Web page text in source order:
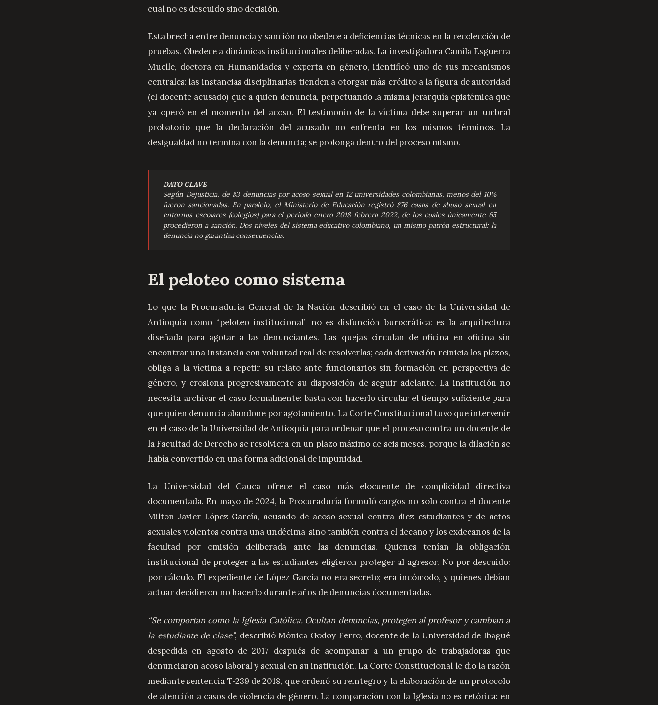
cual no es descuido sino decisión.
Esta brecha entre denuncia y sanción no obedece a deficiencias técnicas en la recolección de
pruebas. Obedece a dinámicas institucionales deliberadas. La investigadora Camila Esguerra
Muelle, doctora en Humanidades y experta en género, identificó uno de sus mecanismos
centrales: las instancias disciplinarias tienden a otorgar más crédito a la figura de autoridad
(el docente acusado) que a quien denuncia, perpetuando la misma jerarquía epistémica que
ya operó en el momento del acoso. El testimonio de la víctima debe superar un umbral
probatorio que la declaración del acusado no enfrenta en los mismos términos. La
desigualdad no termina con la denuncia; se prolonga dentro del proceso mismo.
DATO CLAVE
Según Dejusticia, de 83 denuncias por acoso sexual en 12 universidades colombianas, menos del 10%
fueron sancionadas. En paralelo, el Ministerio de Educación registró 876 casos de abuso sexual en
entornos escolares (colegios) para el período enero 2018-febrero 2022, de los cuales únicamente 65
procedieron a sanción. Dos niveles del sistema educativo colombiano, un mismo patrón estructural: la
denuncia no garantiza consecuencias.
El peloteo como sistema
Lo que la Procuraduría General de la Nación describió en el caso de la Universidad de
Antioquia como “peloteo institucional” no es disfunción burocrática: es la arquitectura
diseñada para agotar a las denunciantes. Las quejas circulan de oficina en oficina sin
encontrar una instancia con voluntad real de resolverlas; cada derivación reinicia los plazos,
obliga a la víctima a repetir su relato ante funcionarios sin formación en perspectiva de
género, y erosiona progresivamente su disposición de seguir adelante. La institución no
necesita archivar el caso formalmente: basta con hacerlo circular el tiempo suficiente para
que quien denuncia abandone por agotamiento. La Corte Constitucional tuvo que intervenir
en el caso de la Universidad de Antioquia para ordenar que el proceso contra un docente de
la Facultad de Derecho se resolviera en un plazo máximo de seis meses, porque la dilación se
había convertido en una forma adicional de impunidad.
La Universidad del Cauca ofrece el caso más elocuente de complicidad directiva
documentada. En mayo de 2024, la Procuraduría formuló cargos no solo contra el docente
Milton Javier López García, acusado de acoso sexual contra diez estudiantes y de actos
sexuales violentos contra una undécima, sino también contra el decano y los exdecanos de la
facultad por omisión deliberada ante las denuncias. Quienes tenían la obligación
institucional de proteger a las estudiantes eligieron proteger al agresor. No por descuido:
por cálculo. El expediente de López García no era secreto; era incómodo, y quienes debían
actuar decidieron no hacerlo durante años de denuncias documentadas.
“Se comportan como la Iglesia Católica. Ocultan denuncias, protegen al profesor y cambian a
la estudiante de clase”, describió Mónica Godoy Ferro, docente de la Universidad de Ibagué
despedida en agosto de 2017 después de acompañar a un grupo de trabajadoras que
denunciaron acoso laboral y sexual en su institución. La Corte Constitucional le dio la razón
mediante sentencia T-239 de 2018, que ordenó su reintegro y la elaboración de un protocolo
de atención a casos de violencia de género. La comparación con la Iglesia no es retórica: en